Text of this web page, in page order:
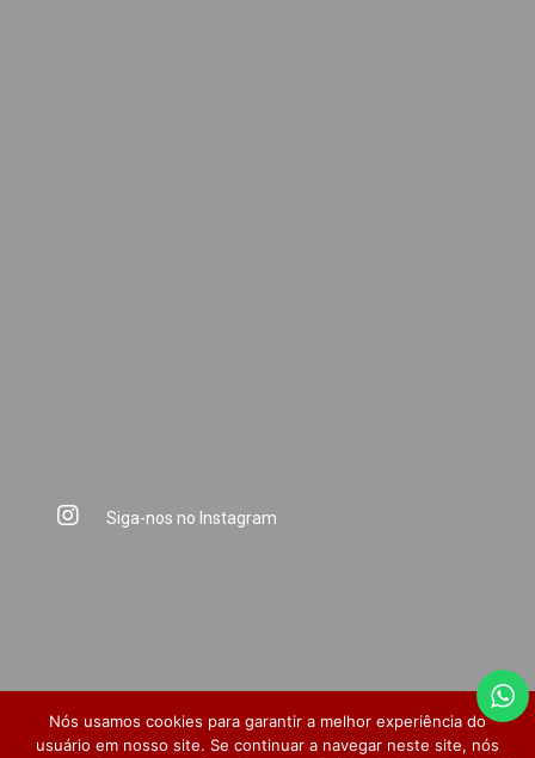
Siga-nos no Instagram
Nós usamos cookies para garantir a melhor experiência do
usuário em nosso site. Se continuar a navegar neste site, nós